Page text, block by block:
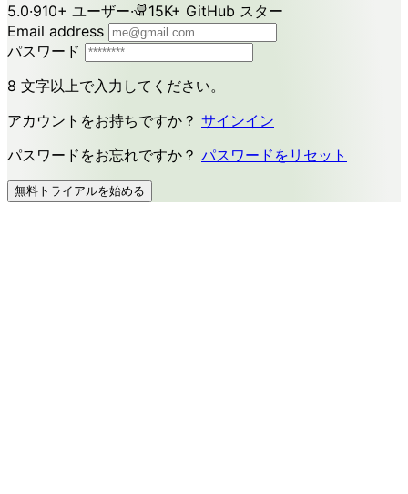
5.0·910+ ユーザー·
15K+ GitHub スター
Email address
パスワード
8 文字以上で入力してください。
アカウントをお持ちですか？ サインイン
パスワードをお忘れですか？ パスワードをリセット
無料トライアルを始める